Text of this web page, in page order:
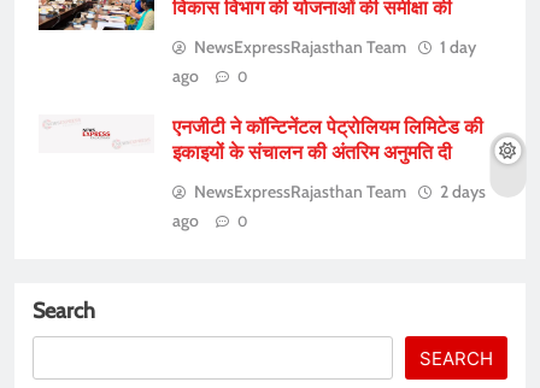
विकास विभाग की योजनाओं की समीक्षा की
NewsExpressRajasthan Team
1 day
ago
0
एनजीटी ने कॉन्टिनेंटल पेट्रोलियम लिमिटेड की
इकाइयों के संचालन की अंतरिम अनुमति दी
NewsExpressRajasthan Team
2 days
ago
0
Search
SEARCH